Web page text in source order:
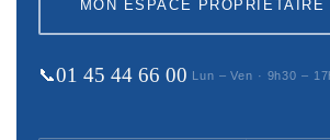
MON ESPACE PROPRIÉTAIRE →